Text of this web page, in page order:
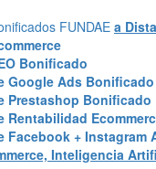
FUNDAE a
Bonificado
Google Ads Bonificado
Prestashop Bonificado
Rentabilidad
Facebook + Instagram
Inteligencia